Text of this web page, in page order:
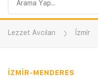
sorgusu
Lezzet Avcıları İzmir
İZMIR-MENDERES